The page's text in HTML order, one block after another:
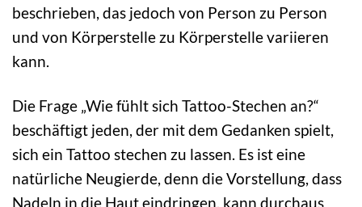
beschrieben, das jedoch von Person zu Person
und von Körperstelle zu Körperstelle variieren
kann.
Die Frage „Wie fühlt sich Tattoo-Stechen an?“
beschäftigt jeden, der mit dem Gedanken spielt,
sich ein Tattoo stechen zu lassen. Es ist eine
natürliche Neugierde, denn die Vorstellung, dass
Nadeln in die Haut eindringen, kann durchaus